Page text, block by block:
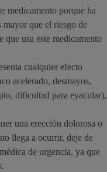
medicamento porque ha
mayor que el riesgo de
que usa este medicamento
cualquier efecto
acelerado, desmayos,
dificultad para eyacular),
una erección dolorosa o
llega a ocurrir, deje de
de urgencia, ya que